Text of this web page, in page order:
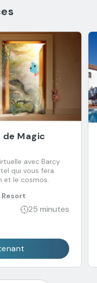
Magic
avec Barcy
qui vous fera
et le cosmos.
Resort
25 minutes